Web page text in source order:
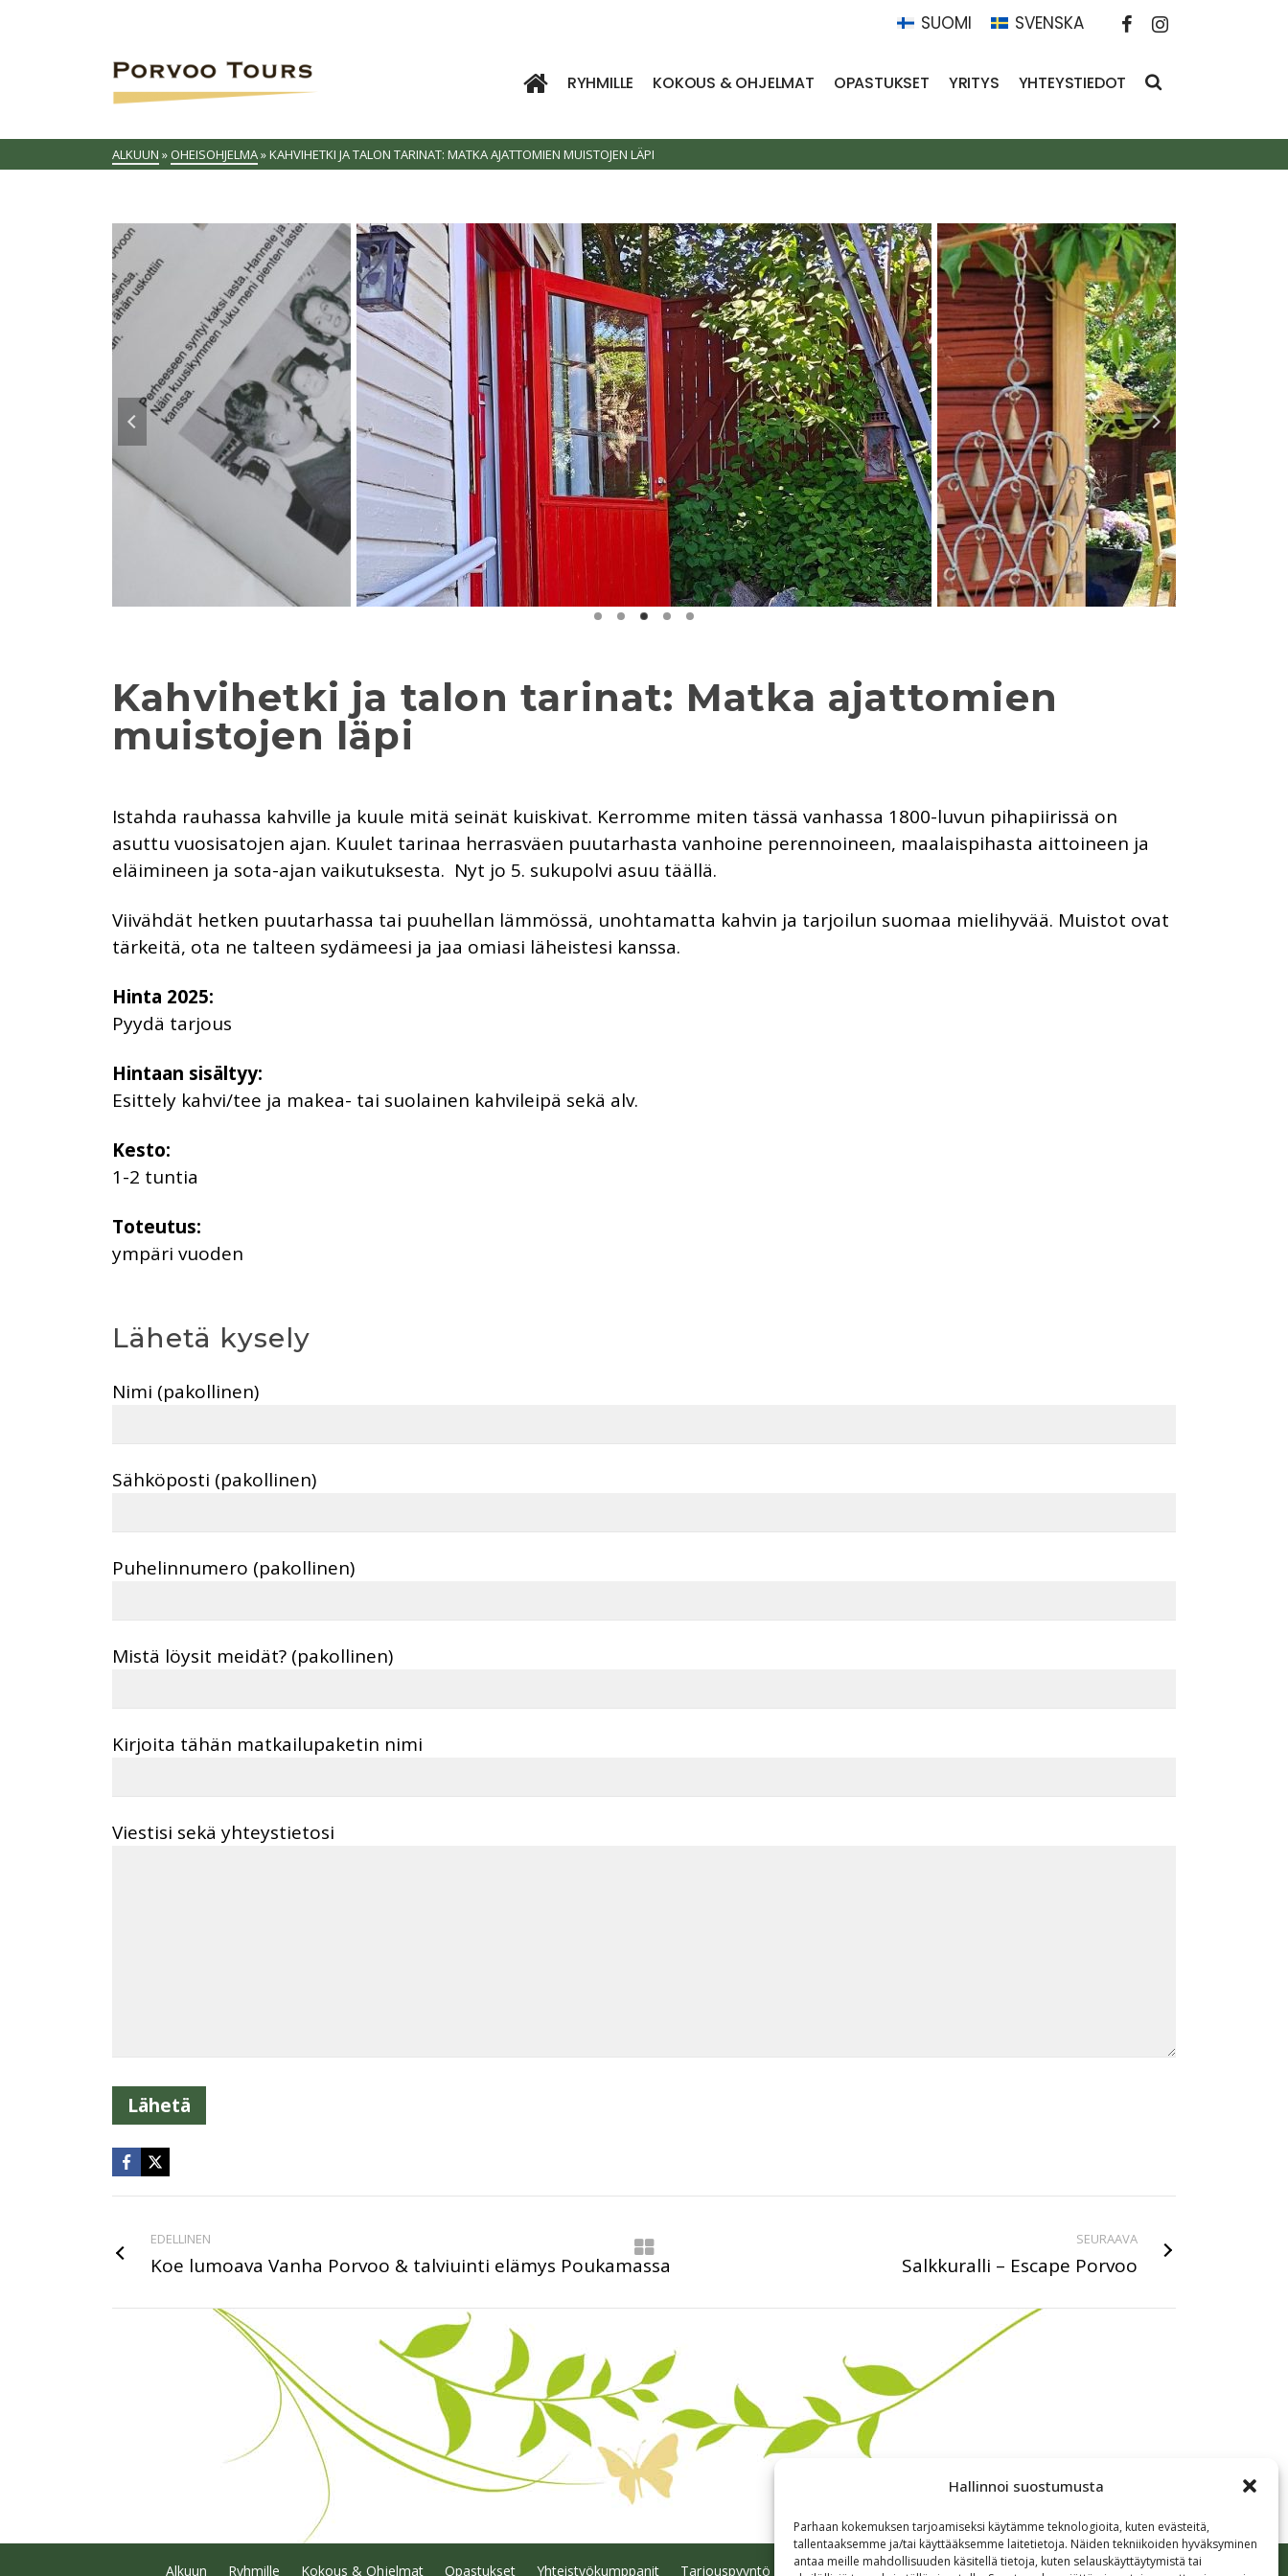
Hallinnoi suostumusta
Parhaan kokemuksen tarjoamiseksi käytämme teknologioita, kuten evästeitä,
tallentaaksemme ja/tai käyttääksemme laitetietoja. Näiden tekniikoiden hyväksyminen
antaa meille mahdollisuuden käsitellä tietoja, kuten selauskäyttäytymistä tai
SUOMI SVENSKA
RYHMILLE KOKOUS & OHJELMAT OPASTUKSET YRITYS YHTEYSTIEDOT
ALKUUN » OHEISOHJELMA»KAHVIHETKI JA TALON TARINAT: MATKA AJATTOMIEN MUISTOJEN LÄPI
Kahvihetki ja talon tarinat: Matka ajattomien
muistojen läpi
Istahda rauhassa kahville ja kuule mitä seinät kuiskivat. Kerromme miten tässä vanhassa 1800-luvun pihapiirissä on
asuttu vuosisatojen ajan. Kuulet tarinaa herrasväen puutarhasta vanhoine perennoineen, maalaispihasta aittoineen ja
eläimineen ja sota-ajan vaikutuksesta. Nyt jo 5. sukupolvi asuu täällä.
Viivähdät hetken puutarhassa tai puuhellan lämmössä, unohtamatta kahvin ja tarjoilun suomaa mielihyvää. Muistot ovat
tärkeitä, ota ne talteen sydämeesi ja jaa omiasi läheistesi kanssa.
Hinta 2025:
Pyydä tarjous
Hintaan sisältyy:
Esittely kahvi/tee ja makea- tai suolainen kahvileipä sekä alv.
Kesto:
1-2 tuntia
Toteutus:
ympäri vuoden
Lähetä kysely
Nimi (pakollinen)
Sähköposti (pakollinen)
Puhelinnumero (pakollinen)
Mistä löysit meidät? (pakollinen)
Kirjoita tähän matkailupaketin nimi
Viestisi sekä yhteystietosi
EDELLINEN
Koe lumoava Vanha Porvoo & talviuinti elämys Poukamassa
SEURAAVA
Salkkuralli – Escape Porvoo
Alkuun Ryhmille Kokous & Ohjelmat Opastukset Yhteistyökumppanit Tarjouspyyntö Anna palautetta Yhteystiedot Tietosuojaseloste